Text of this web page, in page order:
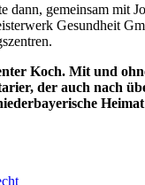
dann, gemeinsam mit
Gesundheit
Koch. Mit und
der auch nach